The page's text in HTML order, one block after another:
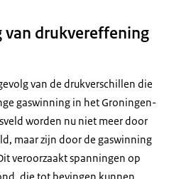
van drukvereffening
van de drukverschillen die
gaswinning in het Groningen-
worden nu niet meer door
maar zijn door de gaswinning
veroorzaakt spanningen op